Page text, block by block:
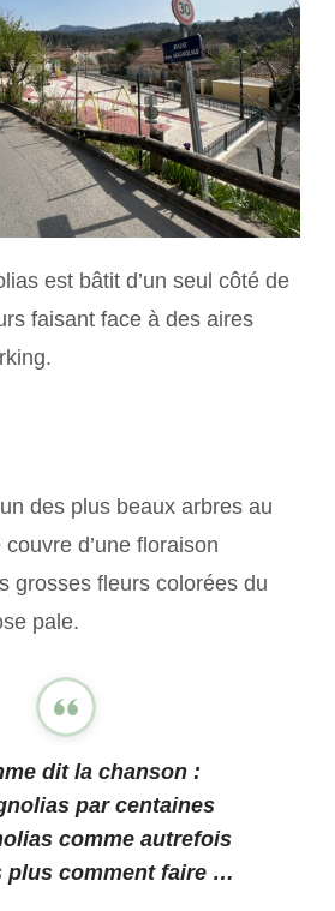
est bâtit d’un seul côté de
faisant face à des aires
des plus beaux arbres au
d’une floraison
grosses fleurs colorées du
pale.
dit la chanson :
par centaines
comme autrefois
plus comment faire …